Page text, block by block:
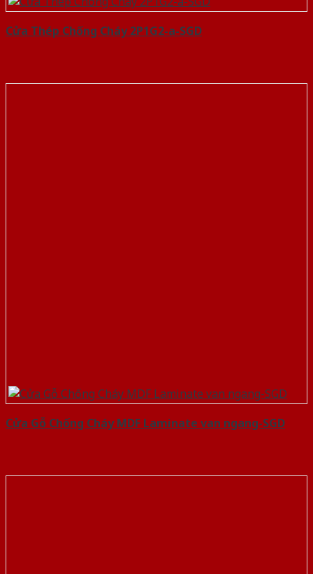
Cửa Thép Chống Cháy 2P1G2-a-SGD
Cửa Gỗ Chống Cháy MDF Laminate van ngang-SGD